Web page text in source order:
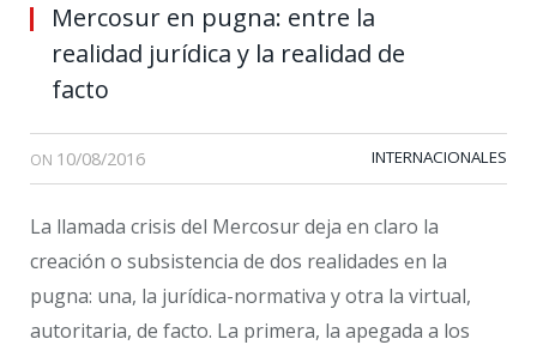
Mercosur en pugna: entre la
realidad jurídica y la realidad de
facto
ON 10/08/2016 INTERNACIONALES
La llamada crisis del Mercosur deja en claro la
creación o subsistencia de dos realidades en la
pugna: una, la jurídica-normativa y otra la virtual,
autoritaria, de facto. La primera, la apegada a los